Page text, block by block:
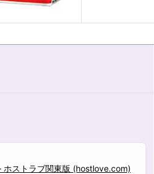
ホストラブ関東版 (hostlove.com)